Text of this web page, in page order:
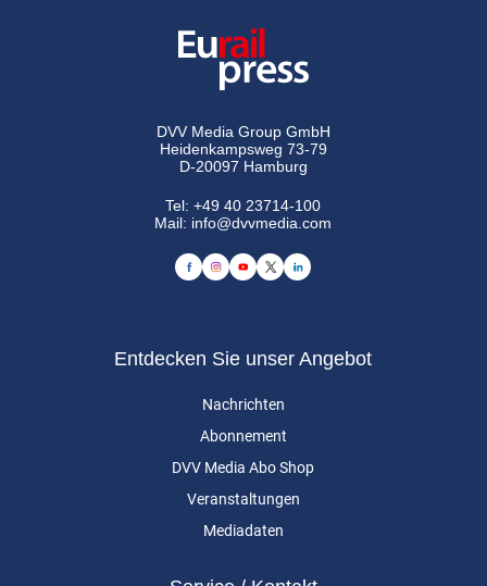
DVV Media Group GmbH
Heidenkampsweg 73-79
D-20097 Hamburg
Tel:+49 40 23714-100
Mail: info@dvvmedia.com
Entdecken Sie unser Angebot
Nachrichten
Abonnement
DVV Media Abo Shop
Veranstaltungen
Mediadaten